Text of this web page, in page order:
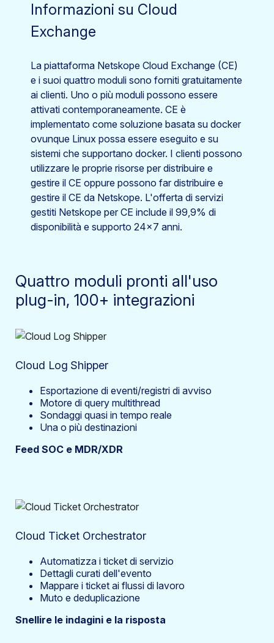
Informazioni su Cloud
Exchange
La piattaforma Netskope Cloud Exchange (CE)
e i suoi quattro moduli sono forniti gratuitamente
ai clienti. Uno o più moduli possono essere
attivati contemporaneamente. CE è
implementato come soluzione basata su docker
ovunque Linux possa essere eseguito e su
sistemi che supportano docker. I clienti possono
utilizzare le proprie risorse per distribuire e
gestire il CE oppure possono far distribuire e
gestire il CE da Netskope. L'offerta di servizi
gestiti Netskope per CE include il 99,9% di
disponibilità e supporto 24×7 anni.
Quattro moduli pronti all'uso
plug-in, 100+ integrazioni
Cloud Log Shipper
Esportazione di eventi/registri di avviso
Motore di query multithread
Sondaggi quasi in tempo reale
Una o più destinazioni
Feed SOC e MDR/XDR
Cloud Ticket Orchestrator
Automatizza i ticket di servizio
Dettagli curati dell'evento
Mappare i ticket ai flussi di lavoro
Muto e deduplicazione
Snellire le indagini e la risposta